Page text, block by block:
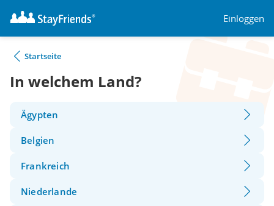
Einloggen
Startseite
In welchem Land?
Ägypten
Belgien
Frankreich
Niederlande